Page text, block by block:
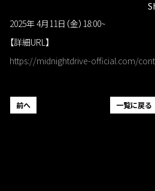
2025年 4月11日（金）18:00~
【詳細URL】
https://midnightdrive-official.com/
前へ 一覧に戻る